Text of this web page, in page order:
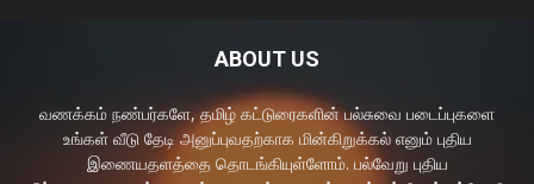
ABOUT US
வணக்கம் நண்பர்களே, தமிழ் கட்டுரைகளின் பல்சுவை படைப்புகளை
உங்கள் வீடு தேடி அனுப்புவதற்காக மின்கிறுக்கல் எனும் புதிய
இணையதளத்தை தொடங்கியுள்ளோம். பல்வேறு புதிய